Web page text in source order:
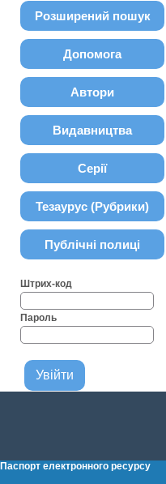
Розширений пошук
Допомога
Автори
Видавництва
Серії
Тезаурус (Рубрики)
Публічні полиці
Штрих-код
Пароль
Паспорт електронного ресурсу